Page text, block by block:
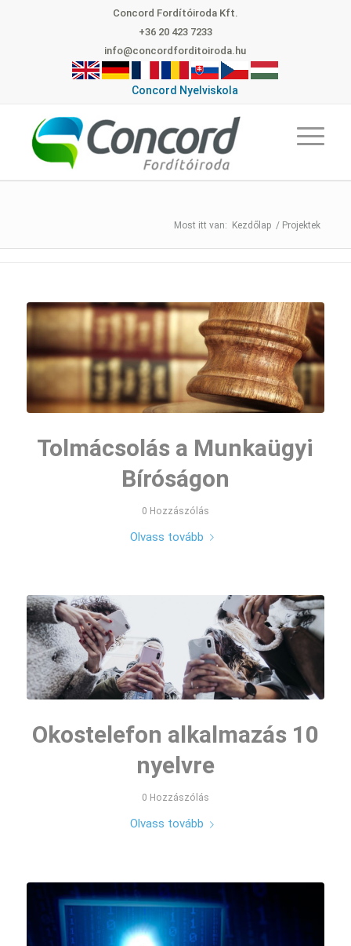
Concord Fordítóiroda Kft.
+36 20 423 7233
info@concordforditoiroda.hu
Concord Nyelviskola
Kezdőlap / Projektek
Tolmácsolás a Munkaügyi
Bíróságon
0 Hozzászólás
Olvass tovább
Okostelefon alkalmazás 10
nyelvre
0 Hozzászólás
Olvass tovább